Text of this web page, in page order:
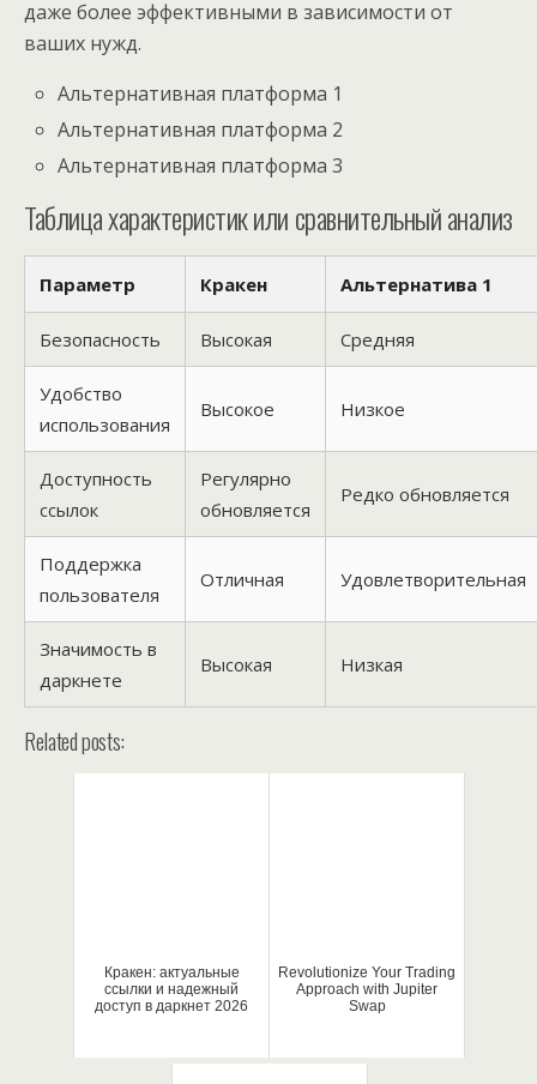
даже более эффективными в зависимости от
ваших нужд.
Альтернативная платформа 1
Альтернативная платформа 2
Альтернативная платформа 3
Таблица характеристик или сравнительный анализ
Параметр Кракен Альтернатива 1
Безопасность Высокая Средняя
Удобство
использования
Высокое Низкое
Доступность
ссылок
Регулярно
обновляется
Редко обновляется
Поддержка
пользователя
Отличная Удовлетворительная
Значимость в
даркнете
Высокая Низкая
Related posts:
Кракен: актуальные
ссылки и надежный
доступ в даркнет 2026
Revolutionize Your Trading
Approach with Jupiter
Swap